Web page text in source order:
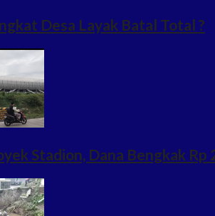
Desa Layak Batal Total ?
Stadion, Dana Bengkak